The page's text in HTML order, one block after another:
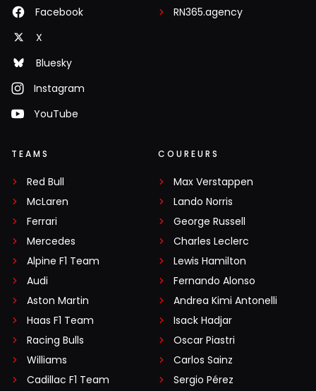
Facebook
X
Bluesky
Instagram
YouTube
RN365.agency
TEAMS
Red Bull
McLaren
Ferrari
Mercedes
Alpine F1 Team
Audi
Aston Martin
Haas F1 Team
Racing Bulls
Williams
Cadillac F1 Team
COUREURS
Max Verstappen
Lando Norris
George Russell
Charles Leclerc
Lewis Hamilton
Fernando Alonso
Andrea Kimi Antonelli
Isack Hadjar
Oscar Piastri
Carlos Sainz
Sergio Pérez